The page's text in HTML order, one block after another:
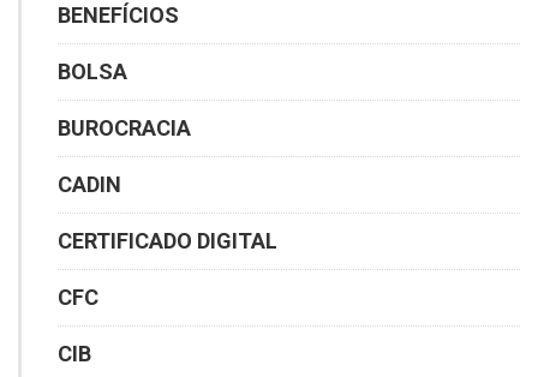
BENEFÍCIOS
BOLSA
BUROCRACIA
CADIN
CERTIFICADO DIGITAL
CFC
CIB